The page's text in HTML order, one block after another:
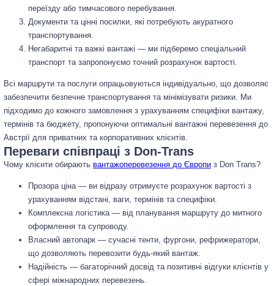
переїзду або тимчасового перебування.
Документи та цінні посилки, які потребують акуратного
транспортування.
Негабаритні та важкі вантажі — ми підберемо спеціальний
транспорт та запропонуємо точний розрахунок вартості.
Всі маршрути та послуги опрацьовуються індивідуально, що дозволяє
забезпечити безпечне транспортування та мінімізувати ризики. Ми
підходимо до кожного замовлення з урахуванням специфіки вантажу,
термінів та бюджету, пропонуючи оптимальні вантажні перевезення до
Австрії для приватних та корпоративних клієнтів.
Переваги співпраці з Don-Trans
Чому клієнти обирають вантажоперевезення до Європи з Don Trans?
Прозора ціна — ви відразу отримуєте розрахунок вартості з
урахуванням відстані, ваги, термінів та специфіки.
Комплексна логістика — від планування маршруту до митного
оформлення та супроводу.
Власний автопарк — сучасні тенти, фургони, рефрижератори,
що дозволяють перевозити будь-який вантаж.
Надійність — багаторічний досвід та позитивні відгуки клієнтів у
сфері міжнародних перевезень.